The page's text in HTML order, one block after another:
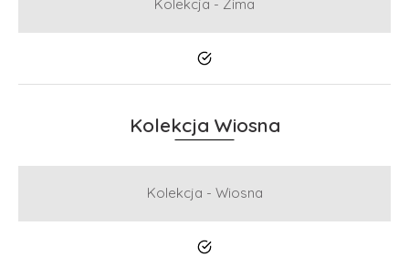
Kolekcja - Zima
Tak
Kolekcja Wiosna
Kolekcja - Wiosna
Tak